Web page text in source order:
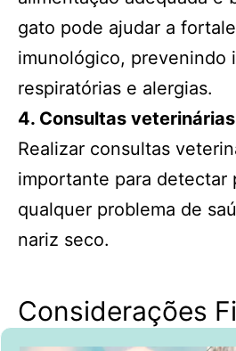
gato pode ajudar a
imunológico, prevenindo
respiratórias e alergias.
4. Consultas
Realizar consultas
importante para detectar
qualquer problema de
nariz seco.
Considerações